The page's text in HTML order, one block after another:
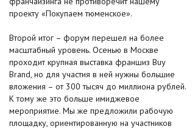
проекту «Покупаем тюменское».
Второй итог – форум перешел на более
масштабный уровень. Осенью в Москве
проходит крупная выставка франшиз Buy
Brand, но для участия в ней нужны большие
вложения – от 300 тысяч до миллиона рублей.
К тому же это больше имиджевое
мероприятие. Мы же предложили рабочую
площадку, ориентированную на участников